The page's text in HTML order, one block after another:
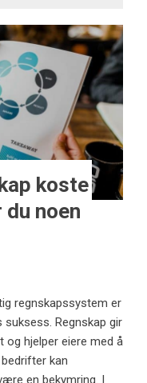
koste
noen
regnskapssystem er
Regnskap gir
og hjelper eiere med å
kan
en bekymring. I